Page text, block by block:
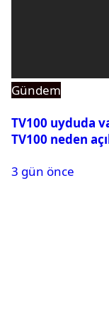
Gündem
TV100 uyduda
TV100 neden
3 gün önce